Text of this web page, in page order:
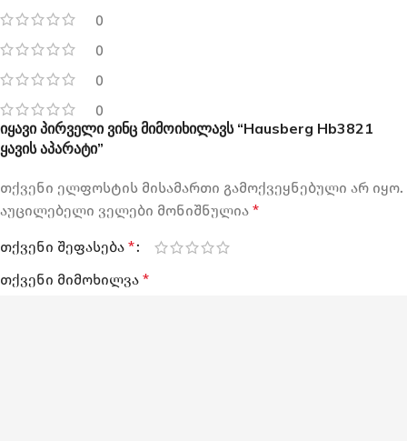
0
0
0
0
იყავი პირველი ვინც მიმოიხილავს “Hausberg Hb3821
ყავის აპარატი”
თქვენი ელფოსტის მისამართი გამოქვეყნებული არ იყო.
აუცილებელი ველები მონიშნულია *
თქვენი შეფასება *
თქვენი მიმოხილვა *